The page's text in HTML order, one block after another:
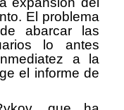
El problema
abarcar las
lo antes
a la
el informe de